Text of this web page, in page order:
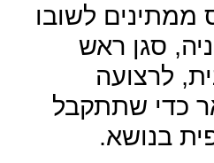
לשובו
סגן ראש
לרצועה
כדי שתתקבל
בנושא.